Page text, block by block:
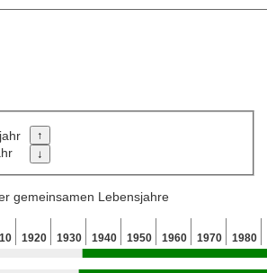
gemeinsamen Lebensjahre
1920 1930 1940 1950 1960 1970 1980